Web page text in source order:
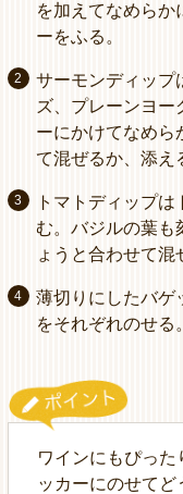
を加えてなめらか
ーをふる。
サーモンディップ
ズ、プレーンヨー
ーにかけてなめら
て混ぜるか、添え
トマトディップ
む。バジルの葉も
ょうと合わせて混
薄切りにしたバゲ
をそれぞれのせる。
ワインにもぴっ
ッカーにのせてど